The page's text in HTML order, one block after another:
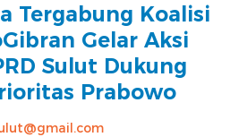
Tergabung Koalisi
Gelar Aksi
Sulut Dukung
Prabowo